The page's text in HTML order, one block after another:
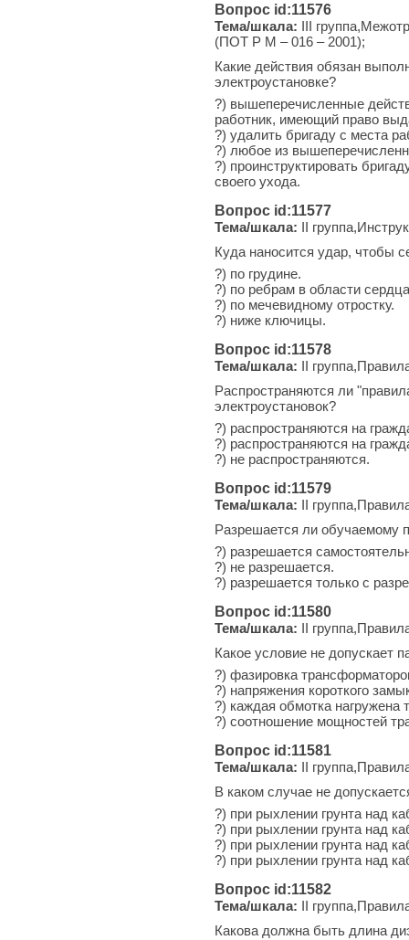
Вопрос id:11576
Тема/шкала: III
(ПОТ Р М – 016 – 2001);
Какие действия обязан
электроустановке?
?) вышеперечисленные
работник, имеющий право
?) удалить бригаду с места
?) любое из
?) проинструктировать
своего ухода.
Вопрос id:11577
Тема/шкала: II
Куда наносится удар, чтобы
?) по грудине.
?) по ребрам в области
?) по мечевидному отростку.
?) ниже ключицы.
Вопрос id:11578
Тема/шкала: II
Распространяются ли
электроустановок?
?) распространяются на
?) распространяются на
?) не распространяются.
Вопрос id:11579
Тема/шкала: II
Разрешается ли обучаемому
?) разрешается
?) не разрешается.
?) разрешается только с
Вопрос id:11580
Тема/шкала: II
Какое условие не допускает
?) фазировка
?) напряжения короткого
?) каждая обмотка
?) соотношение мощностей
Вопрос id:11581
Тема/шкала: II
В каком случае не
?) при рыхлении грунта над
?) при рыхлении грунта над
?) при рыхлении грунта над
?) при рыхлении грунта над
Вопрос id:11582
Тема/шкала: II
Какова должна быть длина